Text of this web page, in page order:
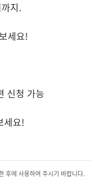
지.
세요!
신청 가능
세요!
후에 사용하여 주시기 바랍니다.